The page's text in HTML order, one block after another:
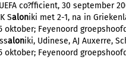
co?fficient, 30 september
Saloniki met 2-1, na in
oktober; Feyenoord
aloniki, Udinese, AJ Auxerre,
oktober; Feyenoord